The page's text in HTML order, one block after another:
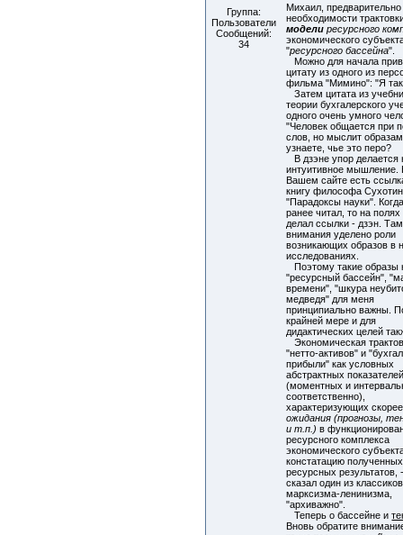
Группа:
Пользователи
Сообщений:
34
Михаил, предварительно
необходимости
модели ресурсного
экономического
"ресурсного бассейна".
Можно для начала
цитату из одного из
фильма "Мимино": "Я
Затем цитата из
теории бухгалерского
одного очень умного
"Человек общается при
слов, но мыслит
узнаете, чье это перо?
В дзэне упор делается
интуитивное мышление.
Вашем сайте есть
книгу философа
"Парадоксы науки".
ранее читал, то на полях
делал ссылки - дзэн.
внимания уделено роли
возникающих образов в
исследованиях.
Поэтому такие образы
"ресурсный бассейн",
времени", "шкура
медведя" для меня
принципиально важны.
крайней мере и для
дидактических целей
Экономическая
"нетто-активов" и
прибыли" как условных
абстрактных
(моментных и
соответственно),
характеризующих скорее
ожидания (прогнозы,
и т.п.) в
ресурсного комплекса
экономического
констатацию полученных
ресурсных результатов,
сказал один из классиков
марксизма-ленинизма,
"архиважно".
Теперь о бассейне и
Вновь обратите